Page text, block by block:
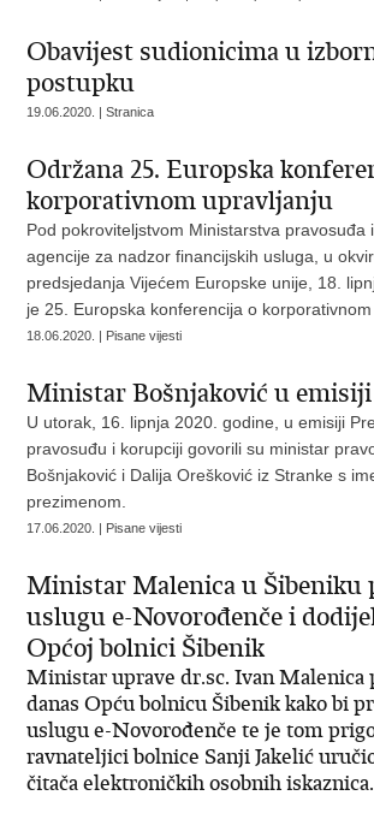
Obavijest sudionicima u
postupku
19.06.2020. | Stranica
Održana 25. Europska
korporativnom upravljanju
Pod pokroviteljstvom Ministarstva pravosuđa
agencije za nadzor financijskih usluga, u
predsjedanja Vijećem Europske unije, 18.
je 25. Europska konferencija o korporativnom
18.06.2020. | Pisane vijesti
Ministar Bošnjaković u
U utorak, 16. lipnja 2020. godine, u emisiji
pravosuđu i korupciji govorili su ministar
Bošnjaković i Dalija Orešković iz Stranke s
prezimenom.
17.06.2020. | Pisane vijesti
Ministar Malenica u Šibeniku
uslugu e-Novorođenče i
Općoj bolnici Šibenik
Ministar uprave dr.sc. Ivan Malenica
danas Opću bolnicu Šibenik kako bi
uslugu e-Novorođenče te je tom
ravnateljici bolnice Sanji Jakelić
čitača elektroničkih osobnih iskaznica.